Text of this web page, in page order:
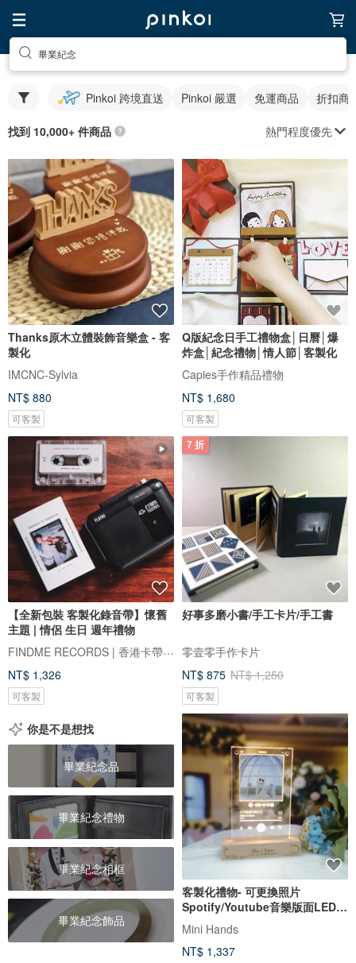
畢業紀念
Pinkoi 跨境直送 Pinkoi 嚴選 免運商品 折扣商
找到 10,000+ 件商品 熱門程度優先
Thanks原木立體裝飾音樂盒 - 客
製化
IMCNC-Sylvia
NT$ 880
可客製
Q版紀念日手工禮物盒│日曆│爆
炸盒│紀念禮物│情人節│客製化
Capies手作精品禮物
NT$ 1,680
可客製
【全新包裝 客製化錄音帶】懷舊
主題 | 情侶 生日 週年禮物
FINDME RECORDS | 香港卡帶唱片生活店
NT$ 1,326
可客製
7 折
好事多磨小書/手工卡片/手工書
零壹零手作卡片
NT$ 875 NT$ 1,250
可客製
你是不是想找
畢業紀念品
畢業紀念禮物
畢業紀念相框
畢業紀念飾品
客製化禮物- 可更換照片
Spotify/Youtube音樂版面LED
發光相架
Mini Hands
NT$ 1,337